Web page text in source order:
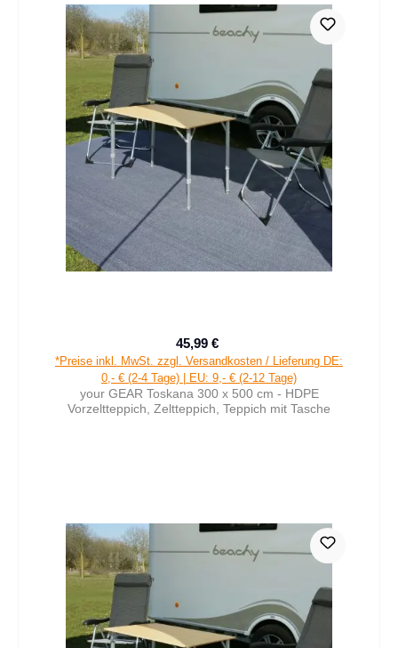
Verkaufspreis:
45,99 €
*Preise inkl. MwSt. zzgl. Versandkosten / Lieferung DE:
0,- € (2-4 Tage) | EU: 9,- € (2-12 Tage)
your GEAR Toskana 300 x 500 cm - HDPE
Vorzeltteppich, Zeltteppich, Teppich mit Tasche